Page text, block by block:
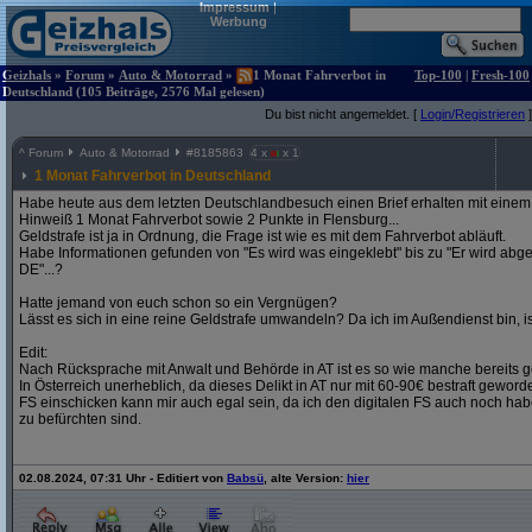
Impressum|
Werbung
Geizhals » Forum » Auto & Motorrad »
1 Monat Fahrverbot in
Deutschland (105 Beiträge, 2576 Mal gelesen)
Top-100 | Fresh-100
Du bist nicht angemeldet. [ Login/Registrieren ]
^ Forum Auto & Motorrad #8185863 4 x x 1
1 Monat Fahrverbot in Deutschland
Habe heute aus dem letzten Deutschlandbesuch einen Brief erhalten mit
Hinweiß 1 Monat Fahrverbot sowie 2 Punkte in Flensburg...
Geldstrafe ist ja in Ordnung, die Frage ist wie es mit dem Fahrverbot abläuft.
Habe Informationen gefunden von "Es wird was eingeklebt" bis zu "Er wird
DE"...?
Hatte jemand von euch schon so ein Vergnügen?
Lässt es sich in eine reine Geldstrafe umwandeln? Da ich im Außendienst bin,
Edit:
Nach Rücksprache mit Anwalt und Behörde in AT ist es so wie manche bereits
In Österreich unerheblich, da dieses Delikt in AT nur mit 60-90€ bestraft
FS einschicken kann mir auch egal sein, da ich den digitalen FS auch noch
zu befürchten sind.
02.08.2024, 07:31 Uhr - Editiert von Babsü , alte Version: hier